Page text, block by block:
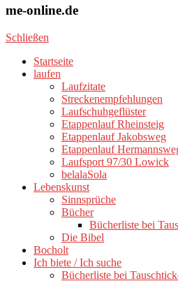
me-online.de
Schließen
Startseite
laufen
Laufzitate
Streckenempfehlungen
Laufschuhgeflüster
Etappenlauf Rheinsteig
Etappenlauf Jakobsweg
Etappenlauf
Laufsport 97/30 Lowick
belalaSola
Lebenskunst
Sinnsprüche
Bücher
Bücherliste bei
Die Bibel
Bocholt
Ich biete / Ich suche
Bücherliste bei